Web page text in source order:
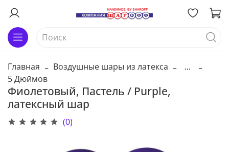
Главная Воздушные шары из латекса
...
5 Дюймов
Фиолетовый, Пастель / Purple,
латексный шар
(0)